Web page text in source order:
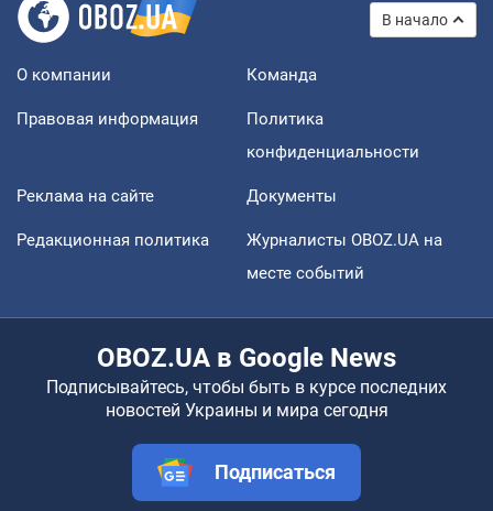
В начало
О компании Команда
Правовая информация
Политика
конфиденциальности
Реклама на сайте Документы
Редакционная политика
Журналисты OBOZ.UA на
месте событий
OBOZ.UA в Google News
Подписывайтесь, чтобы быть в курсе последних
новостей Украины и мира сегодня
Подписаться